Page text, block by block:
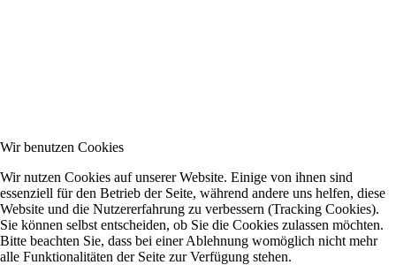
Wir benutzen Cookies
Wir nutzen Cookies auf unserer Website. Einige von ihnen sind
essenziell für den Betrieb der Seite, während andere uns helfen, diese
Website und die Nutzererfahrung zu verbessern (Tracking Cookies).
Sie können selbst entscheiden, ob Sie die Cookies zulassen möchten.
Bitte beachten Sie, dass bei einer Ablehnung womöglich nicht mehr
alle Funktionalitäten der Seite zur Verfügung stehen.